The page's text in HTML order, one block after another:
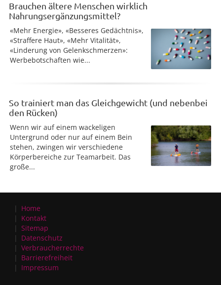
Brauchen ältere Menschen wirklich
Nahrungsergänzungsmittel?
«Mehr Energie», «Besseres Gedächtnis»,
«Straffere Haut», «Mehr Vitalität»,
«Linderung von Gelenkschmerzen»:
Werbebotschaften wie...
So trainiert man das Gleichgewicht (und nebenbei
den Rücken)
Wenn wir auf einem wackeligen
Untergrund oder nur auf einem Bein
stehen, zwingen wir verschiedene
Körperbereiche zur Teamarbeit. Das
große...
Home
Kontakt
Sitemap
Datenschutz
Verbraucherrechte
Barrierefreiheit
Impressum